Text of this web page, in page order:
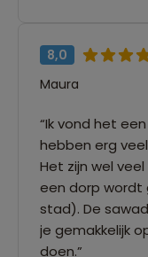
8,0
Maura
“Ik vond het
hebben erg
Het zijn wel
een dorp wordt
stad). De
je gemakkelijk
doen.”